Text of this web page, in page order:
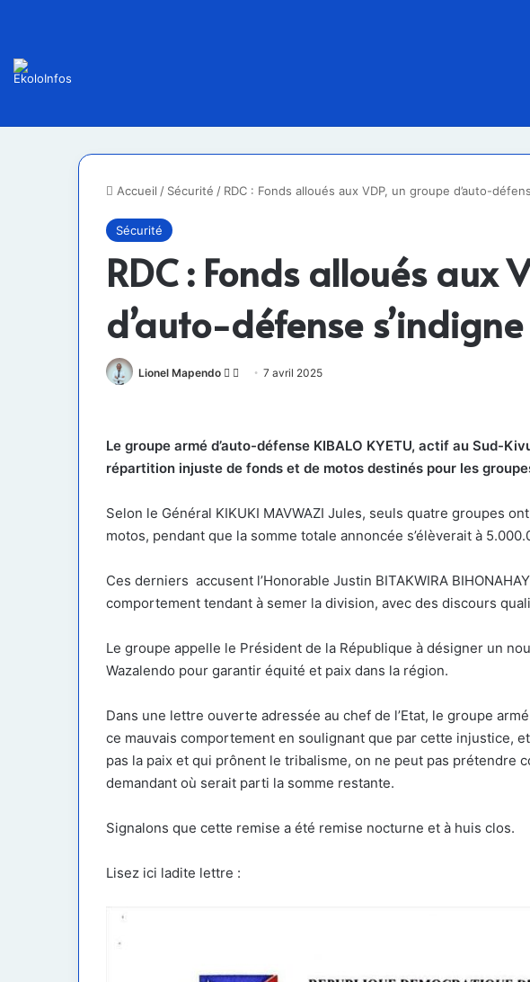
Accueil / Sécurité / RDC : Fonds alloués aux VDP, un groupe d’auto-
Sécurité
RDC : Fonds alloués aux
d’auto-défense s’indigne
Lionel Mapendo
Follow
Envoyer7 avril 2025
Le groupe armé d’auto-défense KIBALO KYETU, actif au Sud-
répartition injuste de fonds et de motos destinés pour les
Selon le Général KIKUKI MAVWAZI Jules, seuls quatre groupes
motos, pendant que la somme totale annoncée s’élèverait à
Ces derniers accusent l’Honorable Justin BITAKWIRA
comportement tendant à semer la division, avec des discours
Le groupe appelle le Président de la République à désigner un
Wazalendo pour garantir équité et paix dans la région.
Dans une lettre ouverte adressée au chef de l’Etat, le groupe
ce mauvais comportement en soulignant que par cette injustice,
pas la paix et qui prônent le tribalisme, on ne peut pas prétendre
demandant où serait parti la somme restante.
Signalons que cette remise a été remise nocturne et à huis clos.
Lisez ici ladite lettre :